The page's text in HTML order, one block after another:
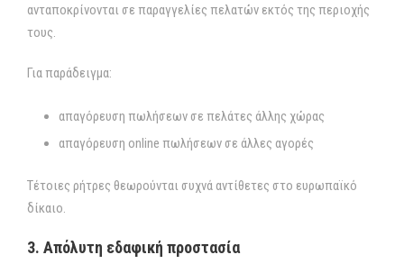
ανταποκρίνονται σε παραγγελίες πελατών εκτός της περιοχής
τους.
Για παράδειγμα:
απαγόρευση πωλήσεων σε πελάτες άλλης χώρας
απαγόρευση online πωλήσεων σε άλλες αγορές
Τέτοιες ρήτρες θεωρούνται συχνά αντίθετες στο ευρωπαϊκό
δίκαιο.
3. Απόλυτη εδαφική προστασία